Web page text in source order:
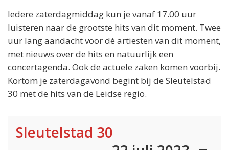
Iedere zaterdagmiddag kun je vanaf 17.00 uur
luisteren naar de grootste hits van dit moment. Twee
uur lang aandacht voor dé artiesten van dit moment,
met nieuws over de hits en natuurlijk een
concertagenda. Ook de actuele zaken komen voorbij.
Kortom je zaterdagavond begint bij de Sleutelstad
30 met de hits van de Leidse regio.
Sleutelstad 30